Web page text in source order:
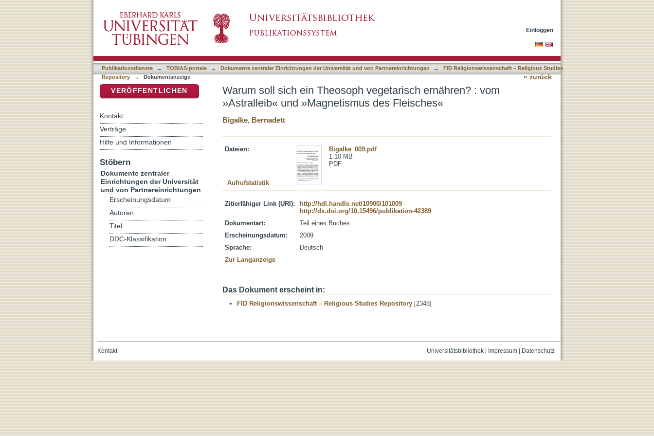
Fleisches«
Einloggen
Publikationsdienste → TOBIAS-portale → Dokumente zentraler Einrichtungen der Universität und von Partnereinrichtungen →
FID Religionswissenschaft – Religious Studies
Repository
→ Dokumentanzeige « zurück
Warum soll sich ein Theosoph vegetarisch ernähren? : vom
»Astralleib« und »Magnetismus des Fleisches«
Bigalke, Bernadett
Dateien:
Bigalke_009.pdf
1.10 MB
PDF
Aufrufstatistik
Zitierfähiger Link (URI):
http://hdl.handle.net/10900/101009
http://dx.doi.org/10.15496/publikation-42389
Dokumentart:
Teil eines Buches
Erscheinungsdatum:
2009
Sprache:
Deutsch
Zur Langanzeige
Das Dokument erscheint in:
FID Religionswissenschaft – Religious Studies Repository [2348]
VERÖFFENTLICHEN
Kontakt
Verträge
Hilfe und Informationen
Stöbern
Dokumente zentraler
Einrichtungen der Universität
und von Partnereinrichtungen
Erscheinungsdatum
Autoren
Titel
DDC-Klassifikation
Universitätsbibliothek| Impressum| Datenschutz
Kontakt